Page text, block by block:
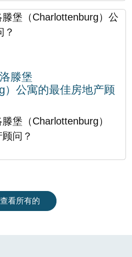
滕堡
）公寓的最佳房地产顾
堡（Charlottenburg）
问？
查看所有的